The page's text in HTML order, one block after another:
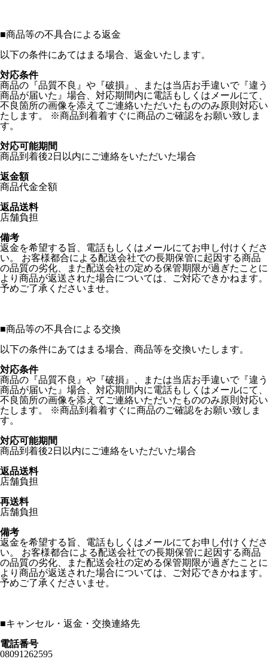
■商品等の不具合による返金
以下の条件にあてはまる場合、返金いたします。
対応条件
商品の『品質不良』や『破損』、または当店お手違いで『違う
商品が届いた』場合、対応期間内に電話もしくはメールにて、
不良箇所の画像を添えてご連絡いただいたもののみ原則対応い
たします。 ※商品到着着すぐに商品のご確認をお願い致しま
す。
対応可能期間
商品到着後2日以内にご連絡をいただいた場合
返金額
商品代金全額
返品送料
店舗負担
備考
返金を希望する旨、電話もしくはメールにてお申し付けくださ
い。 お客様都合による配送会社での長期保管に起因する商品
の品質の劣化、また配送会社の定める保管期限が過ぎたことに
より商品が返送された場合については、ご対応できかねます。
予めご了承くださいませ。
■商品等の不具合による交換
以下の条件にあてはまる場合、商品等を交換いたします。
対応条件
商品の『品質不良』や『破損』、または当店お手違いで『違う
商品が届いた』場合、対応期間内に電話もしくはメールにて、
不良箇所の画像を添えてご連絡いただいたもののみ原則対応い
たします。 ※商品到着着すぐに商品のご確認をお願い致しま
す。
対応可能期間
商品到着後2日以内にご連絡をいただいた場合
返品送料
店舗負担
再送料
店舗負担
備考
返金を希望する旨、電話もしくはメールにてお申し付けくださ
い。 お客様都合による配送会社での長期保管に起因する商品
の品質の劣化、また配送会社の定める保管期限が過ぎたことに
より商品が返送された場合については、ご対応できかねます。
予めご了承くださいませ。
■キャンセル・返金・交換連絡先
電話番号
08091262595